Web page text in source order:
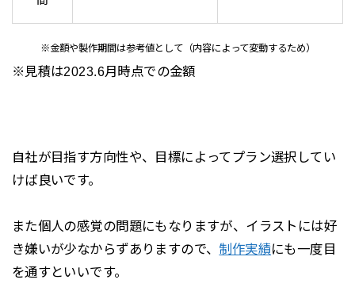
※金額や製作期間は参考値として（内容によって変動するため）
※見積は2023.6月時点での金額
自社が目指す方向性や、目標によってプラン選択してい
けば良いです。
また個人の感覚の問題にもなりますが、イラストには好
き嫌いが少なからずありますので、 制作実績にも一度目
を通すといいです。